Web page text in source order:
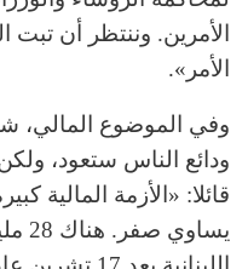
الأمرين. وننتظر أن تبت
الأمر».
وفي الموضوع المالي،
ودائع الناس ستعود،
قائلا: «الأزمة المالية